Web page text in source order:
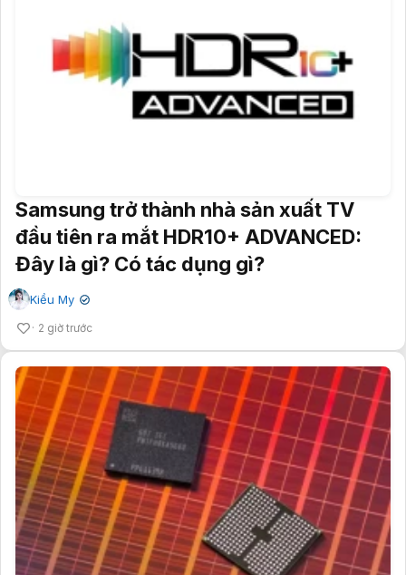
Samsung trở thành nhà sản xuất TV
đầu tiên ra mắt HDR10+ ADVANCED:
Đây là gì? Có tác dụng gì?
Kiều My ✔
2 giờ trước